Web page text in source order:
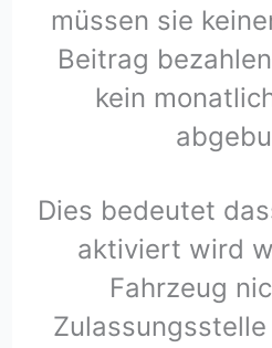
müssen sie
Beitrag
kein
Dies bedeutet
aktiviert wird
Fahrzeug